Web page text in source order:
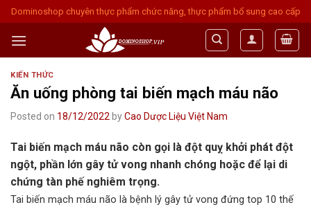
Skip
to
content
Dominoshop chuyên thực phẩm chức năng, thực phẩm bổ sung cao cấp
KIẾN THỨC
Ăn uống phòng tai biến mạch máu não
Posted on 18/12/2022 byCao Dược Liệu Việt Nam
Tai biến mạch máu não còn gọi là đột quỵ khởi phát đột
ngột, phần lớn gây tử vong nhanh chóng hoặc để lại di
chứng tàn phế nghiêm trọng.
Tai biến mạch máu não là bệnh lý gây tử vong đứng top 10 thế